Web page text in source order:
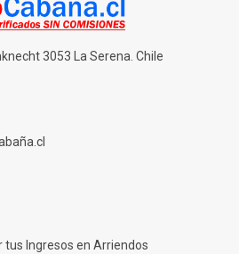
3053 La Serena. Chile
Ingresos en Arriendos